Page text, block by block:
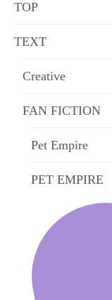
TOP
TEXT
Creative
FAN FICTION
Pet Empire
PET EMPIRE